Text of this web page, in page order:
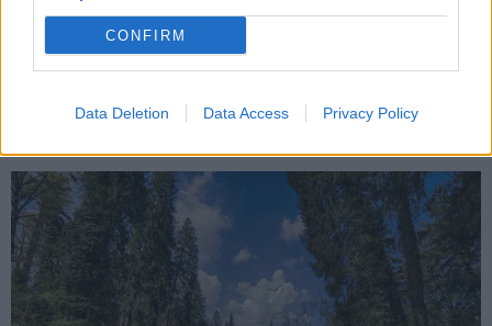
CONFIRM
Data Deletion Data Access Privacy Policy
Rifugi climatici, cosa sono e perché
diventano indispensabili nelle città
sempre più calde